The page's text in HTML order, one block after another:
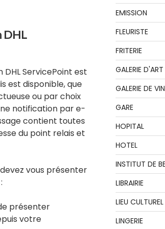
DHL
ServicePoint est
est disponible, que
ou par choix
notification par e-
contient toutes
du point relais et
vous présenter
présenter
votre
EMISSION
FLEURISTE
FRITERIE
GALERIE D'ART
GALERIE DE
GARE
HOPITAL
HOTEL
INSTITUT DE
LIBRAIRIE
LIEU CULTUREL
LINGERIE